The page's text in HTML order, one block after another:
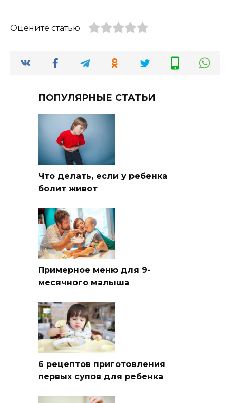
Оцените статью
ПОПУЛЯРНЫЕ СТАТЬИ
Что делать, если у ребенка
болит живот
Примерное меню для 9-
месячного малыша
6 рецептов приготовления
первых супов для ребенка